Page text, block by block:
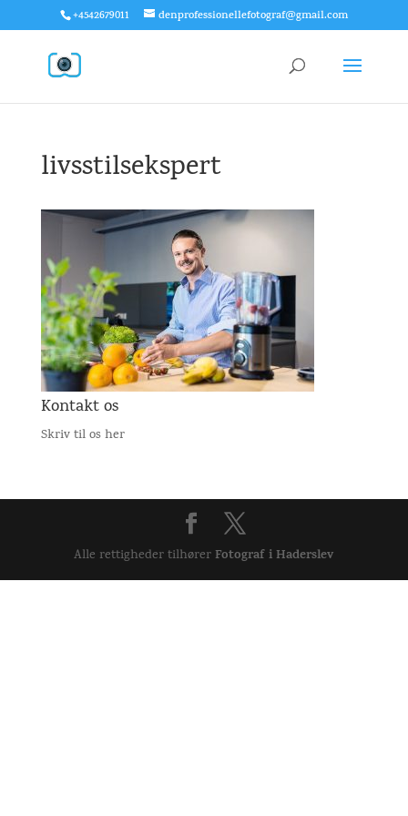
+4542679011 denprofessionellefotograf@gmail.com
livsstilsekspert
Kontakt os
Skriv til os her
Alle rettigheder tilhører Fotograf i Haderslev